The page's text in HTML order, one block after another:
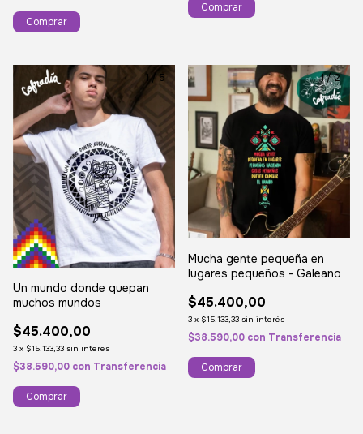
Comprar
Comprar
1/5
Un mundo donde quepan
muchos mundos
$45.400,00
3 x $15.133,33 sin interés
$38.590,00 con Transferencia
Comprar
1/2
Mucha gente pequeña en
lugares pequeños - Galeano
$45.400,00
3 x $15.133,33 sin interés
$38.590,00 con Transferencia
Comprar